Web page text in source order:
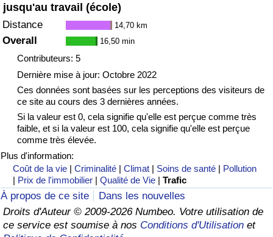
jusqu'au travail (école)
Distance 14,70 km
Overall 16,50 min
Contributeurs: 5
Dernière mise à jour: Octobre 2022
Ces données sont basées sur les perceptions des visiteurs de
ce site au cours des 3 dernières années.
Si la valeur est 0, cela signifie qu'elle est perçue comme très
faible, et si la valeur est 100, cela signifie qu'elle est perçue
comme très élevée.
Plus d'information:
Coût de la vie |Criminalité |Climat | Soins de santé | Pollution
| Prix de l'immobilier |Qualité de Vie |Trafic
À propos de ce site
Dans les nouvelles
Droits d'Auteur © 2009-2026 Numbeo. Votre utilisation de
ce service est soumise à nos Conditions d'Utilisation et